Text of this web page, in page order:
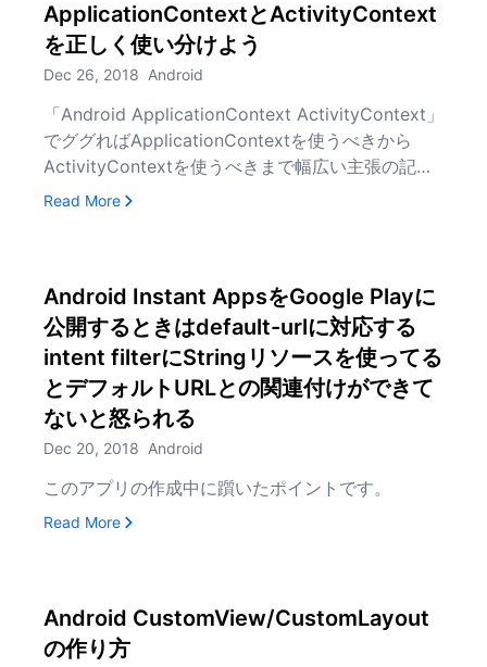
ApplicationContextとActivityContext
を正しく使い分けよう
Dec 26, 2018 Android
「Android ApplicationContext ActivityContext」
でググればApplicationContextを使うべきから
ActivityContextを使うべきまで幅広い主張の記事
がありますが、当記事ではActivityContextじゃな
Read More, ApplicationContextとActivityContextを正しく使い
Android Instant AppsをGoogle Playに
公開するときはdefault-urlに対応する
intent filterにStringリソースを使ってる
とデフォルトURLとの関連付けができて
ないと怒られる
Dec 20, 2018 Android
このアプリの作成中に躓いたポイントです。
Read More, Android Instant AppsをGoogle Playに公開すると
Android CustomView/CustomLayout
の作り方